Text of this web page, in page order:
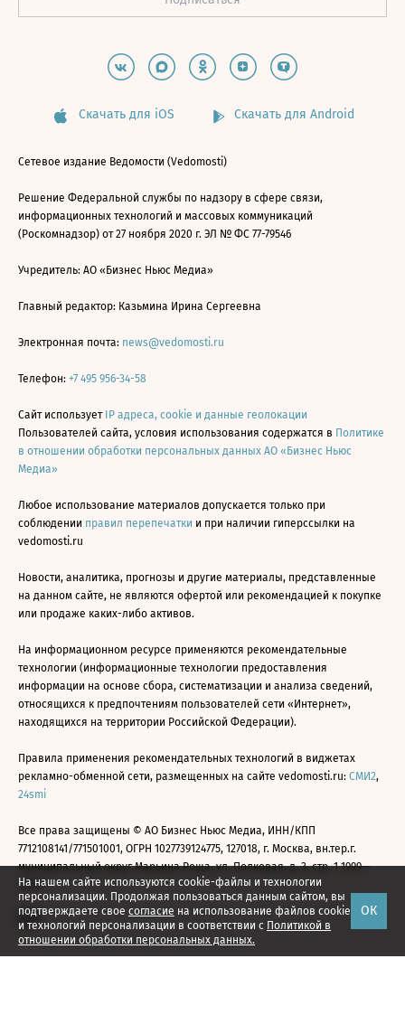
На нашем сайте используются cookie-файлы и технологии
персонализации. Продолжая пользоваться данным сайтом, вы
подтверждаете свое согласие на использование файлов cookie
и технологий персонализации в соответствии с Политикой в
отношении обработки персональных данных.
ОК
Скачать для iOS Скачать для Android
Сетевое издание Ведомости (Vedomosti)
Решение Федеральной службы по надзору в сфере связи,
информационных технологий и массовых коммуникаций
(Роскомнадзор) от 27 ноября 2020 г. ЭЛ № ФС 77-79546
Учредитель: АО «Бизнес Ньюс Медиа»
Главный редактор: Казьмина Ирина Сергеевна
Электронная почта: news@vedomosti.ru
Телефон: +7 495 956-34-58
Сайт использует IP адреса, cookie и данные геолокации
Пользователей сайта, условия использования содержатся в Политике
в отношении обработки персональных данных АО «Бизнес Ньюс
Медиа»
Любое использование материалов допускается только при
соблюдении правил перепечатки и при наличии гиперссылки на
vedomosti.ru
Новости, аналитика, прогнозы и другие материалы, представленные
на данном сайте, не являются офертой или рекомендацией к покупке
или продаже каких-либо активов.
На информационном ресурсе применяются рекомендательные
технологии (информационные технологии предоставления
информации на основе сбора, систематизации и анализа сведений,
относящихся к предпочтениям пользователей сети «Интернет»,
находящихся на территории Российской Федерации).
Правила применения рекомендательных технологий в виджетах
рекламно-обменной сети, размещенных на сайте vedomosti.ru: СМИ2,
24smi
Все права защищены © АО Бизнес Ньюс Медиа, ИНН/КПП
7712108141/771501001, ОГРН 1027739124775, 127018, г. Москва, вн.тер.г.
муниципальный округ Марьина Роща, ул. Полковая, д. 3, стр. 1 1999—
2026